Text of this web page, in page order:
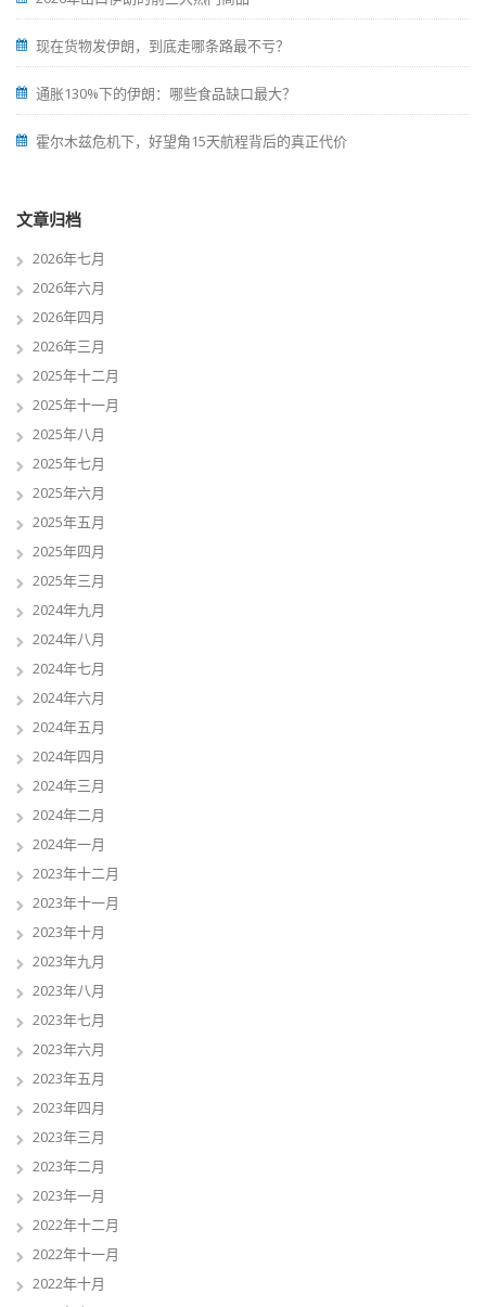
现在货物发伊朗，到底走哪条路最不亏？
通胀130%下的伊朗：哪些食品缺口最大？
霍尔木兹危机下，好望角15天航程背后的真正代价
文章归档
2026年七月
2026年六月
2026年四月
2026年三月
2025年十二月
2025年十一月
2025年八月
2025年七月
2025年六月
2025年五月
2025年四月
2025年三月
2024年九月
2024年八月
2024年七月
2024年六月
2024年五月
2024年四月
2024年三月
2024年二月
2024年一月
2023年十二月
2023年十一月
2023年十月
2023年九月
2023年八月
2023年七月
2023年六月
2023年五月
2023年四月
2023年三月
2023年二月
2023年一月
2022年十二月
2022年十一月
2022年十月